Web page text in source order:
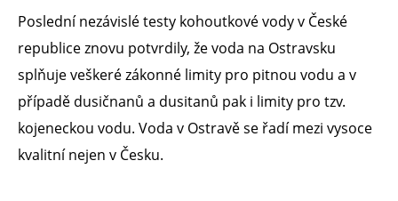
Poslední nezávislé testy kohoutkové vody v České
republice znovu potvrdily, že voda na Ostravsku
splňuje veškeré zákonné limity pro pitnou vodu a v
případě dusičnanů a dusitanů pak i limity pro tzv.
kojeneckou vodu. Voda v Ostravě se řadí mezi vysoce
kvalitní nejen v Česku.